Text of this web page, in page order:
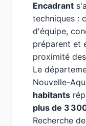
Encadrant
techniques :
d'équipe,
préparent et
proximité
Le
Nouvelle-
habitants
plus de 3
Recherche